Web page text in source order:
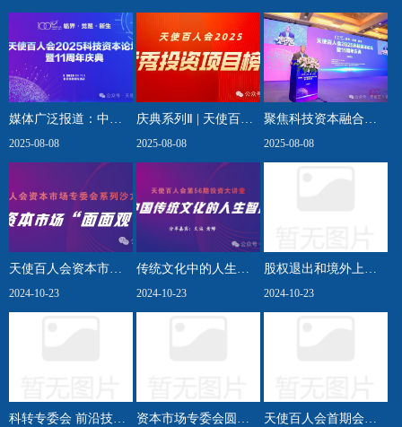
媒体广泛报道：中关
村天使百人会2025科
技资本论坛成功举
办。
2025-08-08
庆典系列Ⅱ | 天使百人
会2025年度优秀投资
项目榜单重磅发布！
2025-08-08
聚焦科技资本融合，
共话未来投资新图景
2025-08-08
天使百人会资本市场
专委会举办闭门会议
2024-10-23
传统文化中的人生智
慧—天使百人会第56
2024-10-23
股权退出和境外上市
路径解析——企业与
2024-10-23
科转专委会 前沿技术
资本市场专委会圆满
天使百人会首期会员